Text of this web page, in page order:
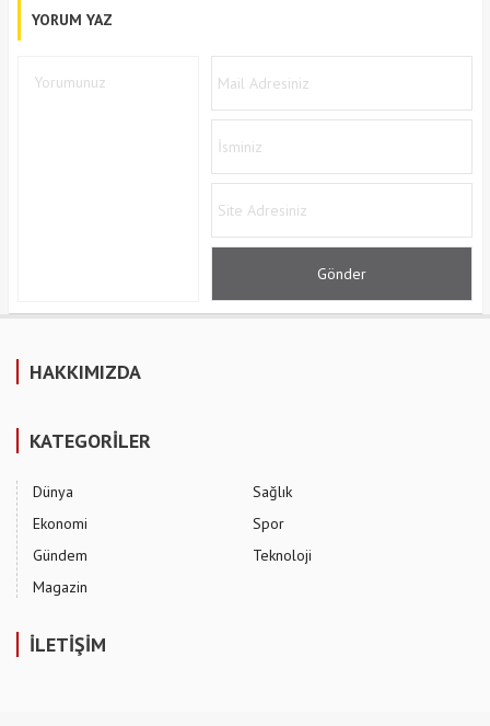
YORUM YAZ
HAKKIMIZDA
KATEGORİLER
Dünya
Ekonomi
Gündem
Magazin
Sağlık
Spor
Teknoloji
İLETİŞİM